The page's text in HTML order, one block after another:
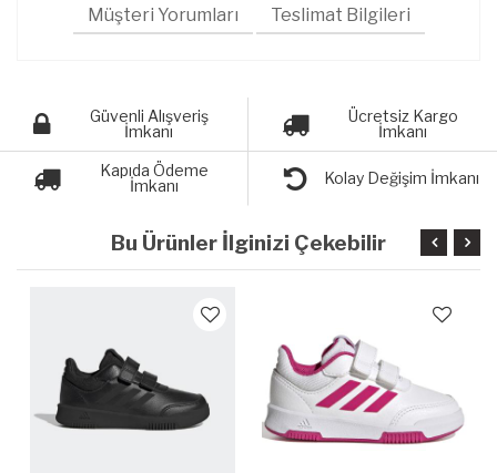
Müşteri Yorumları Teslimat Bilgileri
Güvenli Alışveriş
İmkanı
Ücretsiz Kargo
İmkanı
Kapıda Ödeme
İmkanı
Kolay Değişim İmkanı
Bu Ürünler İlginizi Çekebilir